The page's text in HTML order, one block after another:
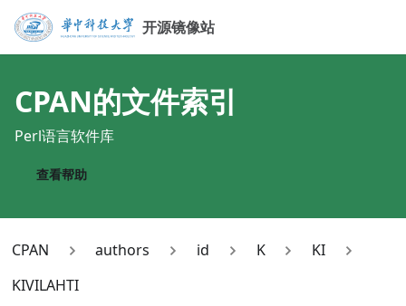
开源镜像站
CPAN的文件索引
Perl语言软件库
查看帮助
CPAN authors id K
KI
KIVILAHTI